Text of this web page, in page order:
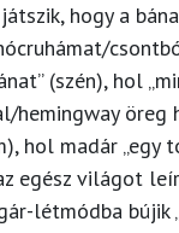
hogy a
(szén), hol
hemingway öreg
hol madár „egy
egész világot
létmódba bújik